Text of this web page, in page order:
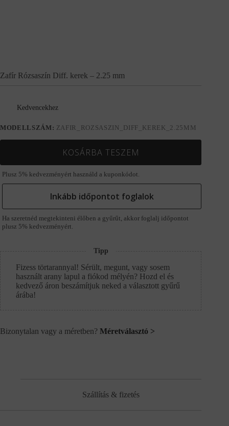
Zafír Rózsaszín Diff. kerek – 2.25 mm
MODELLSZÁM: ZAFIR_ROZSASZIN_DIFF_KEREK_2.25MM
Kedvencekhez
KOSÁRBA TESZEM
Plusz 5% kedvezményért használd a kuponkódot.
Inkább időpontot foglalok
Ha szeretnéd megtekinteni élőben a gyűrűt, akkor foglalj időpontot
plusz 5% kedvezményért.
Tipp
Fizess törtarannyal! Sérült, megunt, vagy sosem
használt arany lapul a fiókod mélyén? Hozd el és
kedvező áron beszámítjuk neked a választott gyűrű
árába!
Bizonytalan vagy a méretben? Méretválasztó >
Szállítás & fizetés